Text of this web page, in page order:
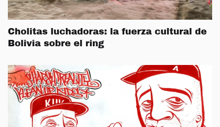
Cholitas luchadoras: la fuerza cultural de
Bolivia sobre el ring